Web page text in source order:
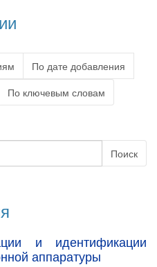
По дате добавления
По ключевым словам
Поиск
и идентификации
аппаратуры